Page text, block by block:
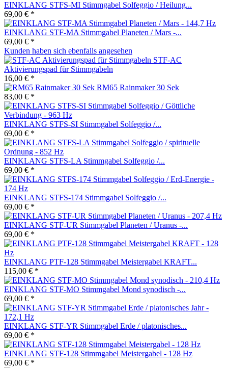
EINKLANG STFS-MI Stimmgabel Solfeggio / Heilung...
69,00 € *
EINKLANG STF-MA Stimmgabel Planeten / Mars -...
69,00 € *
Kunden haben sich ebenfalls angesehen
STF-AC
Aktivierungspad für Stimmgabeln
16,00 € *
RM65 Rainmaker 30 Sek
83,00 € *
EINKLANG STFS-SI Stimmgabel Solfeggio /...
69,00 € *
EINKLANG STFS-LA Stimmgabel Solfeggio /...
69,00 € *
EINKLANG STFS-174 Stimmgabel Solfeggio /...
69,00 € *
EINKLANG STF-UR Stimmgabel Planeten / Uranus -...
69,00 € *
EINKLANG PTF-128 Stimmgabel Meistergabel KRAFT...
115,00 € *
EINKLANG STF-MO Stimmgabel Mond synodisch -...
69,00 € *
EINKLANG STF-YR Stimmgabel Erde / platonisches...
69,00 € *
EINKLANG STF-128 Stimmgabel Meistergabel - 128 Hz
69,00 € *